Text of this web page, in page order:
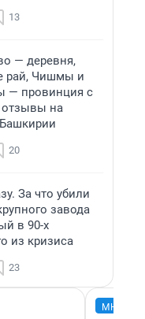
13
— деревня,
рай, Чишмы и
— провинция с
отзывы на
20
За что убили
завода
в 90-х
из кризиса
23